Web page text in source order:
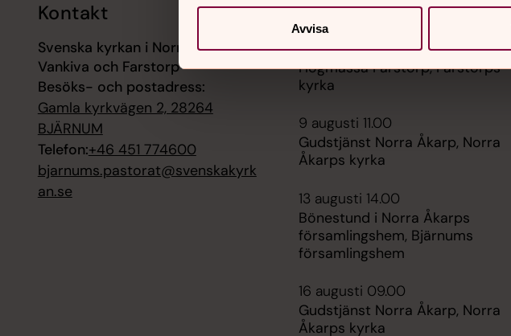
Avvisa
Kontakt
Svenska kyrkan i Norra Åkarp,
Vankiva och Farstorp
Besöks- och postadress:
Gamla kyrkvägen 2, 28264
BJÄRNUM
Telefon:+46 451 774600
bjarnums.pastorat@svenskakyrk
an.se
Kalender
9 augusti 09.00
Högmässa Farstorp, Farstorps
kyrka
9 augusti 11.00
Gudstjänst Norra Åkarp, Norra
Åkarps kyrka
13 augusti 14.00
Bönestund i Norra Åkarps
församlingshem, Bjärnums
församlingshem
16 augusti 09.00
Gudstjänst Norra Åkarp, Norra
Åkarps kyrka